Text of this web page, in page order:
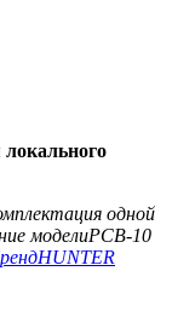
одной
моделиPCB-10
HUNTER